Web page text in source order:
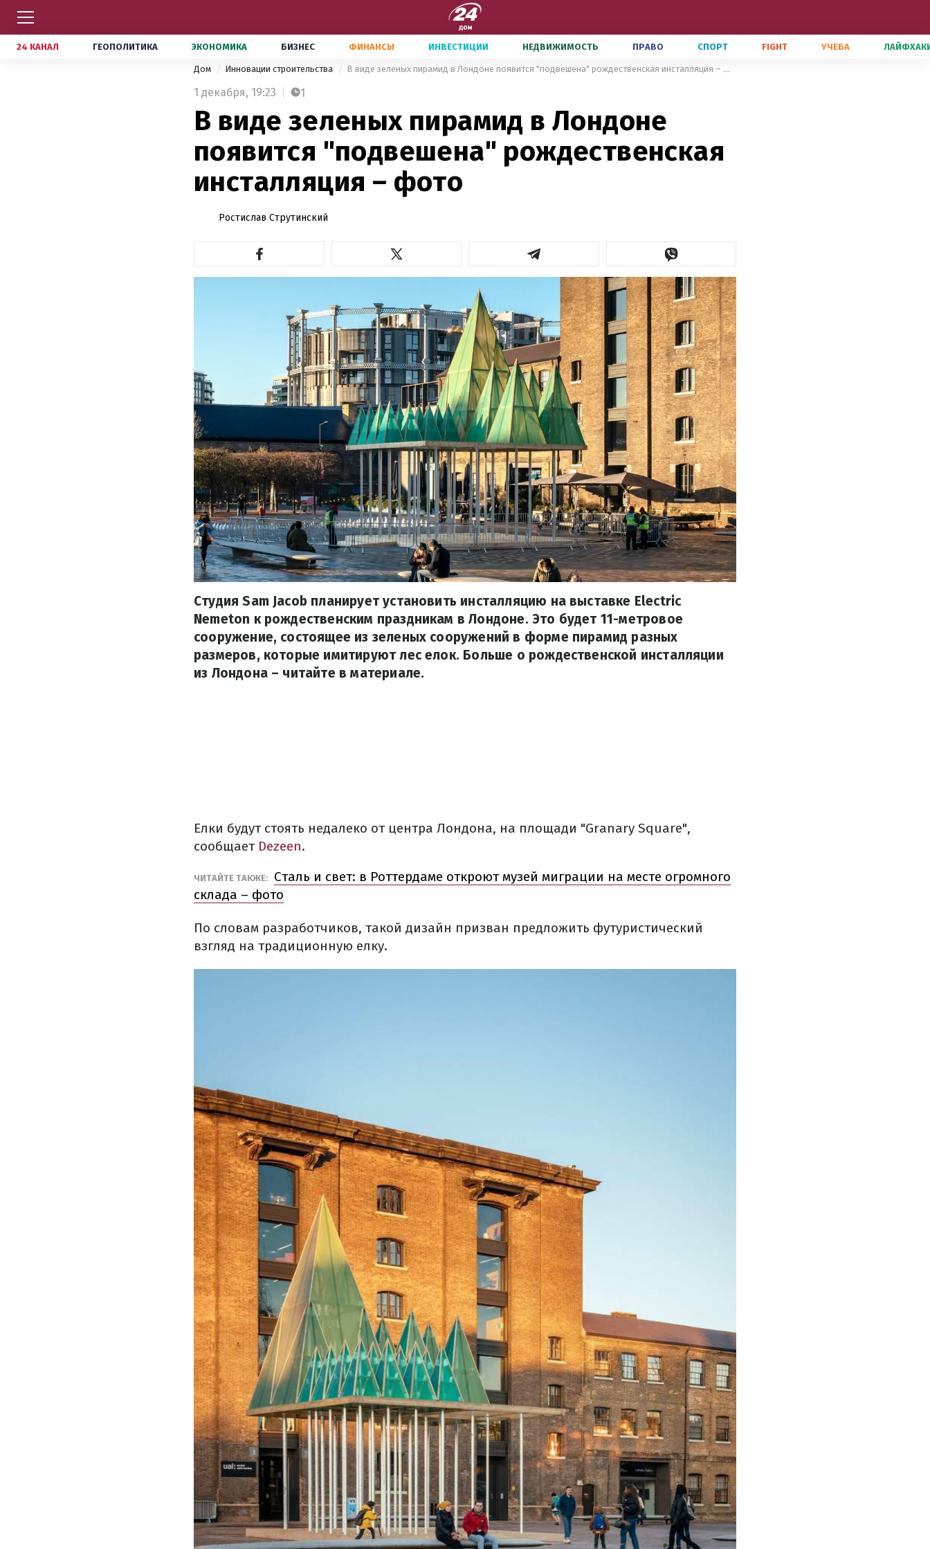
24 КАНАЛ ГЕОПОЛИТИКА ЭКОНОМИКА БИЗНЕС ФИНАНСЫ ИНВЕСТИЦИИ НЕДВИЖИМОСТЬ ПРАВО СПОРТ FIGHT УЧЕБА
Дом Инновации строительства В виде зеленых пирамид в Лондоне появится "подвешена" рождественская инсталляция – фото
1 декабря, 19:23 1
В виде зеленых пирамид в Лондоне
появится "подвешена" рождественская
инсталляция – фото
Ростислав Струтинский
Студия Sam Jacob планирует установить инсталляцию на выставке Electric
Nemeton к рождественским праздникам в Лондоне. Это будет 11-метровое
сооружение, состоящее из зеленых сооружений в форме пирамид разных
размеров, которые имитируют лес елок. Больше о рождественской инсталляции
из Лондона – читайте в материале.
Елки будут стоять недалеко от центра Лондона, на площади "Granary Square",
сообщает Dezeen.
ЧИТАЙТЕ ТАКЖЕ:
Сталь и свет: в Роттердаме откроют музей миграции на месте огромного
склада – фото
По словам разработчиков, такой дизайн призван предложить футуристический
взгляд на традиционную елку.